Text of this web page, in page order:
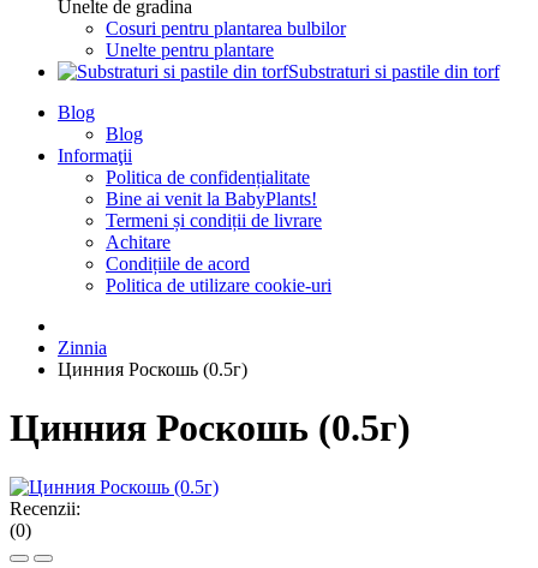
Unelte de gradina
Cosuri pentru plantarea bulbilor
Unelte pentru plantare
Substraturi si pastile din torf
Blog
Blog
Informaţii
Politica de confidențialitate
Bine ai venit la BabyPlants!
Termeni și condiții de livrare
Achitare
Condițiile de acord
Politica de utilizare cookie-uri
Zinnia
Цинния Роскошь (0.5г)
Цинния Роскошь (0.5г)
Recenzii:
(0)